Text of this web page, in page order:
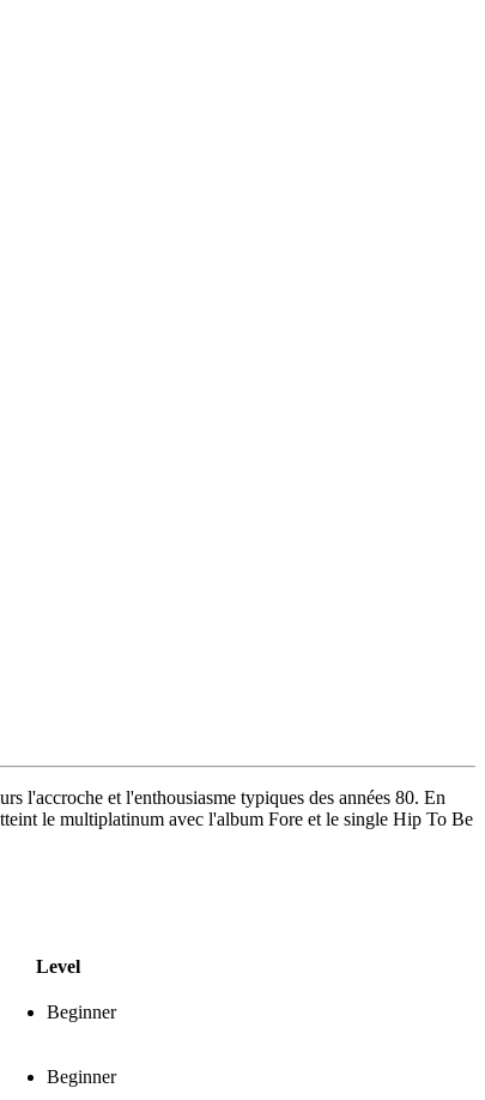
l'accroche et l'enthousiasme typiques des années 80. En
le multiplatinum avec l'album Fore et le single Hip To Be
Level
Beginner
Beginner